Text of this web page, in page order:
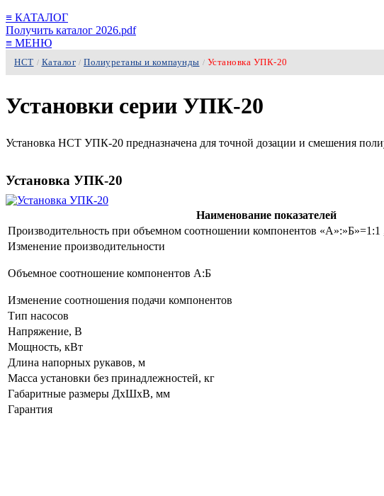
≡ КАТАЛОГ
Получить каталог 2026.pdf
≡ МЕНЮ
НСТ / Каталог / Полиуретаны и компаунды / Установка УПК-20
Установки серии УПК-20
Установка НСТ УПК-20 предназначена для точной дозации и смешения
Установка УПК-20
Наименование показателей
Производительность при объемном соотношении компонентов «А»:»Б»=1:1
Изменение производительности
Объемное соотношение компонентов А:Б
Изменение соотношения подачи компонентов
Тип насосов
Напряжение, В
Мощность, кВт
Длина напорных рукавов, м
Масса установки без принадлежностей, кг
Габаритные размеры ДхШхВ, мм
Гарантия